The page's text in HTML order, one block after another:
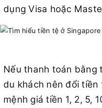
dụng Visa hoặc
Nếu thanh toán bằng
du khách nên đổi
mệnh giá tiền 1, 2, 5,